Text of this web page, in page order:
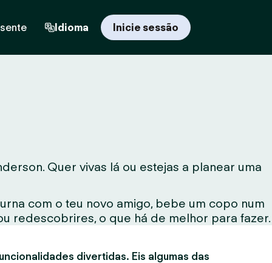
Idioma Inicie sessão
Quer vivas lá ou estejas a planear uma
com o teu novo amigo, bebe um copo num
redescobrires, o que há de melhor para fazer.
divertidas. Eis algumas das